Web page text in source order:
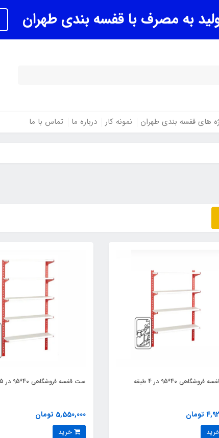
به مصرف با قفسه بندی طهران
های قفسه بندی طهران نمونه کار درباره ما تماس با ما
40*95 در 4 طبقه
تومان
ست قفسه فروشگاهی 40*95 در 5 طبقه
5,550,000 تومان